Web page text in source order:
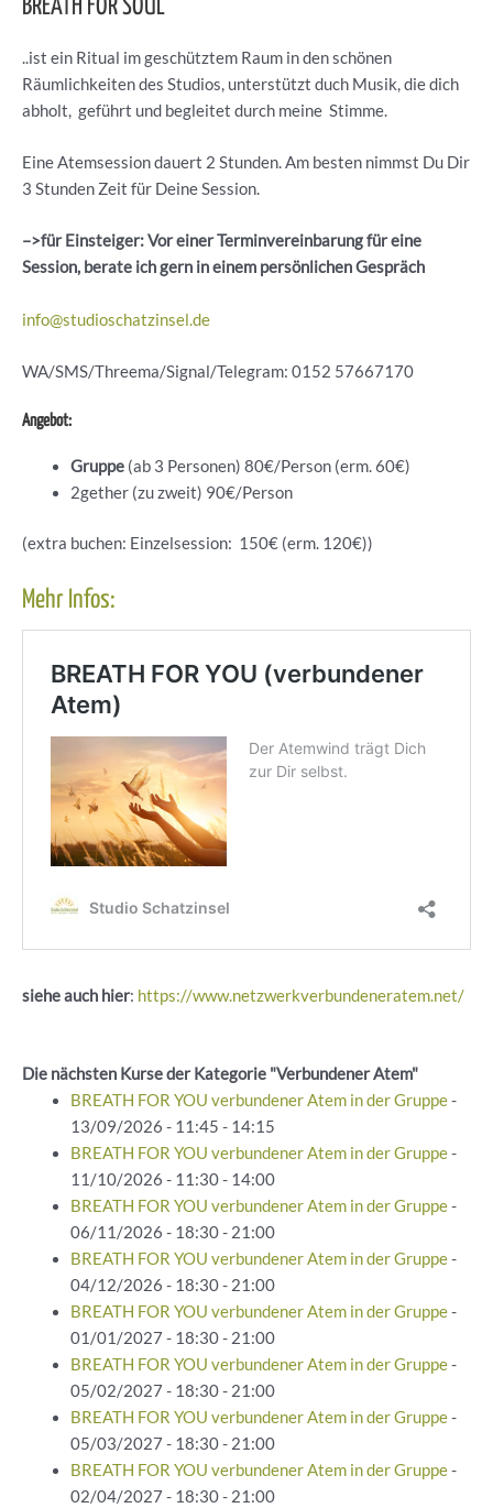
BREATH FOR SOUL
..ist ein Ritual im geschütztem Raum in den schönen
Räumlichkeiten des Studios, unterstützt duch Musik, die dich
abholt, geführt und begleitet durch meine Stimme.
Eine Atemsession dauert 2 Stunden. Am besten nimmst Du Dir
3 Stunden Zeit für Deine Session.
–>für Einsteiger: Vor einer Terminvereinbarung für eine
Session, berate ich gern in einem persönlichen Gespräch
info@studioschatzinsel.de
WA/SMS/Threema/Signal/Telegram: 0152 57667170
Angebot:
Gruppe(ab 3 Personen) 80€/Person (erm. 60€)
2gether (zu zweit) 90€/Person
(extra buchen: Einzelsession: 150€ (erm. 120€))
Mehr Infos:
siehe auch hier: https://www.netzwerkverbundeneratem.net/
Die nächsten Kurse der Kategorie "Verbundener Atem"
BREATH FOR YOU verbundener Atem in der Gruppe-
13/09/2026 - 11:45 - 14:15
BREATH FOR YOU verbundener Atem in der Gruppe-
11/10/2026 - 11:30 - 14:00
BREATH FOR YOU verbundener Atem in der Gruppe-
06/11/2026 - 18:30 - 21:00
BREATH FOR YOU verbundener Atem in der Gruppe-
04/12/2026 - 18:30 - 21:00
BREATH FOR YOU verbundener Atem in der Gruppe-
01/01/2027 - 18:30 - 21:00
BREATH FOR YOU verbundener Atem in der Gruppe-
05/02/2027 - 18:30 - 21:00
BREATH FOR YOU verbundener Atem in der Gruppe-
05/03/2027 - 18:30 - 21:00
BREATH FOR YOU verbundener Atem in der Gruppe-
02/04/2027 - 18:30 - 21:00